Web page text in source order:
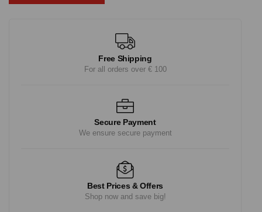
Free Shipping
For all orders over € 100
Secure Payment
We ensure secure payment
Best Prices & Offers
Shop now and save big!